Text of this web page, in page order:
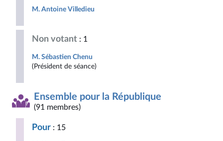
M. Antoine Villedieu
Non votant : 1
M. Sébastien Chenu
(Président de séance)
Ensemble pour la République
(91 membres)
Pour : 15